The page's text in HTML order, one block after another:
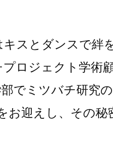
キスとダンスで絆
ロジェクト学術
でミツバチ研究
お迎えし、その秘